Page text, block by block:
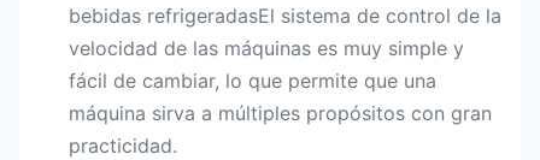
bebidas refrigeradasEl sistema de control de la
velocidad de las máquinas es muy simple y
fácil de cambiar, lo que permite que una
máquina sirva a múltiples propósitos con gran
practicidad.